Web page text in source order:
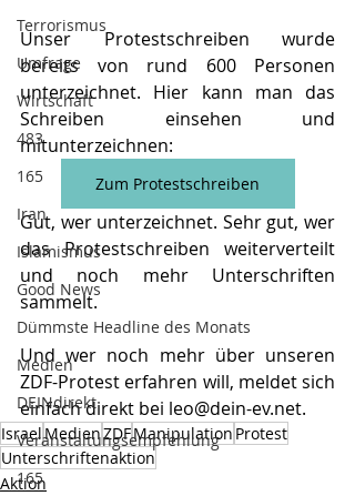
Terrorismus
Umfrage
Wirtschaft
483
165
Iran
Islamismus
Good News
Dümmste Headline des Monats
Medien
DEINdirekt
Veranstaltungsempfehlung
165
Unser Protestschreiben wurde
bereits von rund 600 Personen
unterzeichnet. Hier kann man das
Schreiben einsehen und
mitunterzeichnen:
Zum Protestschreiben
Gut, wer unterzeichnet. Sehr gut, wer
das Protestschreiben weiterverteilt
und noch mehr Unterschriften
sammelt.
Und wer noch mehr über unseren
ZDF-Protest erfahren will, meldet sich
einfach direkt bei leo@dein-ev.net.
IsraelMedienZDFManipulation Protest
Unterschriftenaktion
Aktion